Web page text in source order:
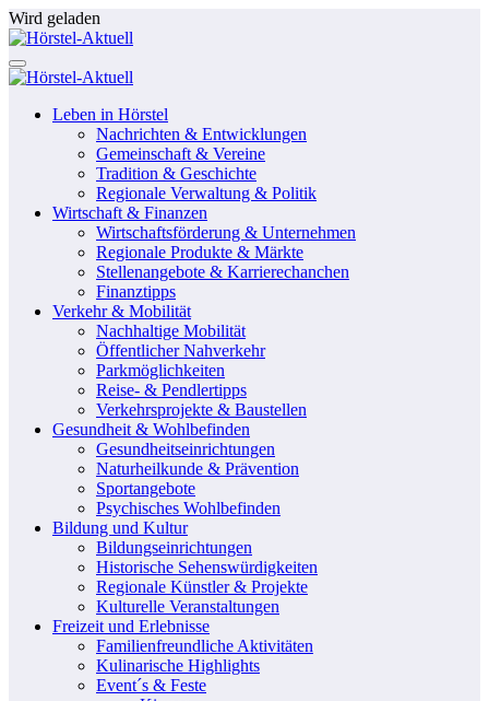
Zum
Inhalt
springen
Wird geladen
Leben in Hörstel
Nachrichten & Entwicklungen
Gemeinschaft & Vereine
Tradition & Geschichte
Regionale Verwaltung & Politik
Wirtschaft & Finanzen
Wirtschaftsförderung & Unternehmen
Regionale Produkte & Märkte
Stellenangebote & Karrierechanchen
Finanztipps
Verkehr & Mobilität
Nachhaltige Mobilität
Öffentlicher Nahverkehr
Parkmöglichkeiten
Reise- & Pendlertipps
Verkehrsprojekte & Baustellen
Gesundheit & Wohlbefinden
Gesundheitseinrichtungen
Naturheilkunde & Prävention
Sportangebote
Psychisches Wohlbefinden
Bildung und Kultur
Bildungseinrichtungen
Historische Sehenswürdigkeiten
Regionale Künstler & Projekte
Kulturelle Veranstaltungen
Freizeit und Erlebnisse
Familienfreundliche Aktivitäten
Kulinarische Highlights
Event´s & Feste